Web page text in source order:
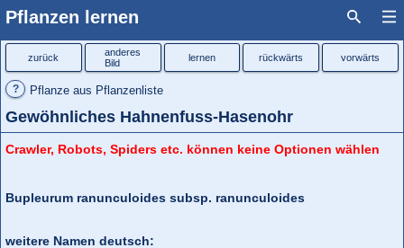
Pflanzen lernen
? Pflanze aus Pflanzenliste
Gewöhnliches Hahnenfuss-Hasenohr
zurück
anderes
Bild
lernen rückwärts vorwärts
Crawler, Robots, Spiders etc. können keine Optionen wählen
Bupleurum ranunculoides subsp. ranunculoides
weitere Namen deutsch: